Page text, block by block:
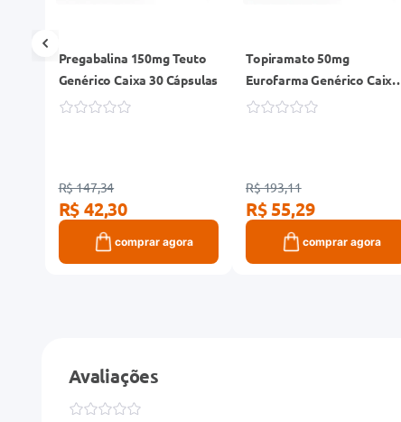
Pregabalina 150mg Teuto
Genérico Caixa 30 Cápsulas
R$ 147,34
R$ 42,30
comprar agora
Topiramato 50mg
Eurofarma Genérico Caixa
60 Comprimidos
R$ 193,11
R$ 55,29
comprar agora
Avaliações